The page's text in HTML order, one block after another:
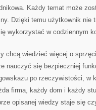
Każdy temat może
Dzięki temu użytkownik nie
wykorzystać w codziennym
chcą wiedzieć więcej o
nauczyć się bezpieczniej
po rzeczywistości, w
firma, każdy dom i każdy
opisanej wiedzy staje się